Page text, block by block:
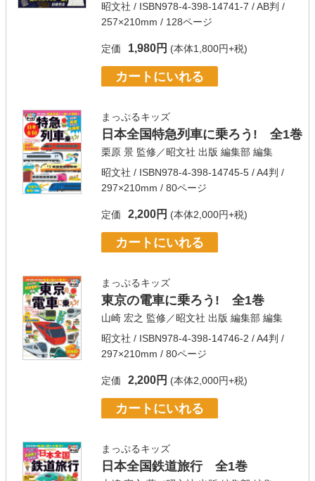
昭文社 / ISBN978-4-398-14741-7 / AB判 /
257×210mm / 128ページ
定価 1,980円 (本体1,800円+税)
カートにいれる
まっぷるキッズ
日本全国特急列車に乗ろう! 全1巻
栗原 景 監修／昭文社 出版 編集部 編集
昭文社 / ISBN978-4-398-14745-5 / A4判 /
297×210mm / 80ページ
定価 2,200円 (本体2,000円+税)
カートにいれる
まっぷるキッズ
東京の電車に乗ろう! 全1巻
山崎 宏之 監修／昭文社 出版 編集部 編集
昭文社 / ISBN978-4-398-14746-2 / A4判 /
297×210mm / 80ページ
定価 2,200円 (本体2,000円+税)
カートにいれる
まっぷるキッズ
日本全国鉄道旅行 全1巻